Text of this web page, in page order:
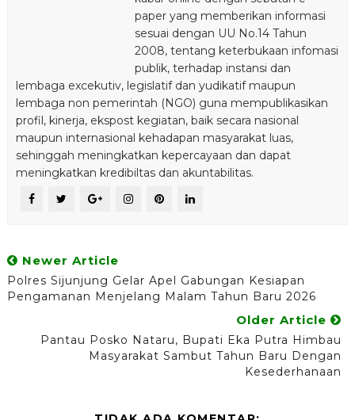
paper yang memberikan informasi
sesuai dengan UU No.14 Tahun
2008, tentang keterbukaan infomasi
publik, terhadap instansi dan
lembaga excekutiv, legislatif dan yudikatif maupun
lembaga non pemerintah (NGO) guna mempublikasikan
profil, kinerja, ekspost kegiatan, baik secara nasional
maupun internasional kehadapan masyarakat luas,
sehinggah meningkatkan kepercayaan dan dapat
meningkatkan kredibiltas dan akuntabilitas.
Newer Article
Polres Sijunjung Gelar Apel Gabungan Kesiapan
Pengamanan Menjelang Malam Tahun Baru 2026
Older Article
Pantau Posko Nataru, Bupati Eka Putra Himbau
Masyarakat Sambut Tahun Baru Dengan
Kesederhanaan